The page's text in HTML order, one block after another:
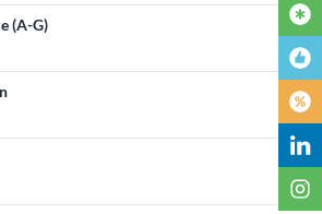
(A-G)